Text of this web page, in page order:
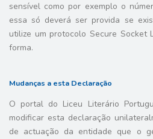
sensível como por exemplo o
essa só deverá ser provida se
utilize um protocolo Secure Socket
forma.
Mudanças a esta Declaração
O portal do Liceu Literário
modificar esta declaração
de actuação da entidade que o